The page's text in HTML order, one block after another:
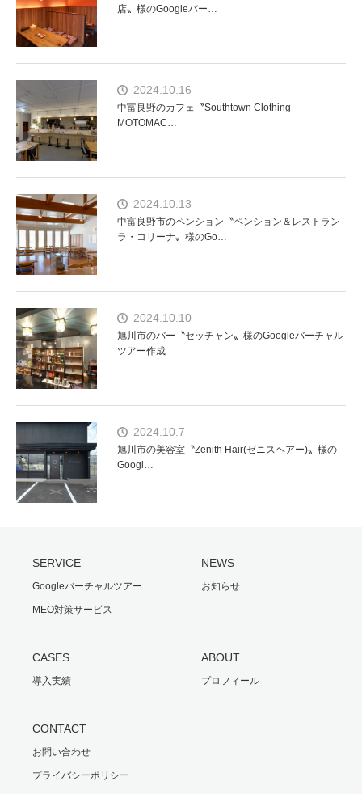
店〟様のGoogleバー…
2024.10.16
中富良野のカフェ〝Southtown Clothing
MOTOMAC…
2024.10.13
中富良野市のペンション〝ペンション＆レストラン
ラ・コリーナ〟様のGo…
2024.10.10
旭川市のバー〝セッチャン〟様のGoogleバーチャル
ツアー作成
2024.10.7
旭川市の美容室〝Zenith Hair(ゼニスヘアー)〟様の
Googl…
SERVICE
Googleバーチャルツアー
MEO対策サービス
NEWS
お知らせ
CASES
導入実績
ABOUT
プロフィール
CONTACT
お問い合わせ
プライバシーポリシー